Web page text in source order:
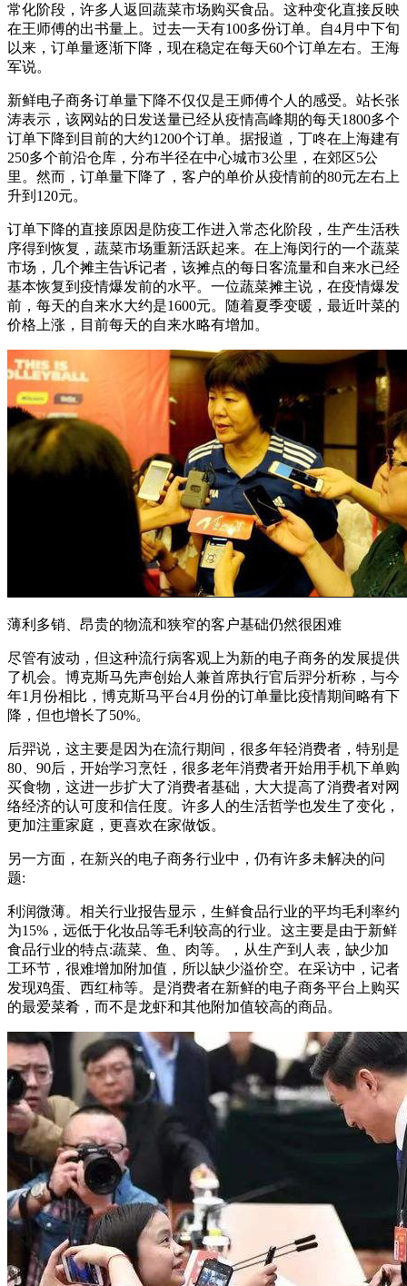
常化阶段，许多人返回蔬菜市场购买食品。这种变化直接反映
在王师傅的出书量上。过去一天有100多份订单。自4月中下旬
以来，订单量逐渐下降，现在稳定在每天60个订单左右。王海
军说。
新鲜电子商务订单量下降不仅仅是王师傅个人的感受。站长张
涛表示，该网站的日发送量已经从疫情高峰期的每天1800多个
订单下降到目前的大约1200个订单。据报道，丁咚在上海建有
250多个前沿仓库，分布半径在中心城市3公里，在郊区5公
里。然而，订单量下降了，客户的单价从疫情前的80元左右上
升到120元。
订单下降的直接原因是防疫工作进入常态化阶段，生产生活秩
序得到恢复，蔬菜市场重新活跃起来。在上海闵行的一个蔬菜
市场，几个摊主告诉记者，该摊点的每日客流量和自来水已经
基本恢复到疫情爆发前的水平。一位蔬菜摊主说，在疫情爆发
前，每天的自来水大约是1600元。随着夏季变暖，最近叶菜的
价格上涨，目前每天的自来水略有增加。
薄利多销、昂贵的物流和狭窄的客户基础仍然很困难
尽管有波动，但这种流行病客观上为新的电子商务的发展提供
了机会。博克斯马先声创始人兼首席执行官后羿分析称，与今
年1月份相比，博克斯马平台4月份的订单量比疫情期间略有下
降，但也增长了50%。
后羿说，这主要是因为在流行期间，很多年轻消费者，特别是
80、90后，开始学习烹饪，很多老年消费者开始用手机下单购
买食物，这进一步扩大了消费者基础，大大提高了消费者对网
络经济的认可度和信任度。许多人的生活哲学也发生了变化，
更加注重家庭，更喜欢在家做饭。
另一方面，在新兴的电子商务行业中，仍有许多未解决的问
题:
利润微薄。相关行业报告显示，生鲜食品行业的平均毛利率约
为15%，远低于化妆品等毛利较高的行业。这主要是由于新鲜
食品行业的特点:蔬菜、鱼、肉等。，从生产到人表，缺少加
工环节，很难增加附加值，所以缺少溢价空。在采访中，记者
发现鸡蛋、西红柿等。是消费者在新鲜的电子商务平台上购买
的最爱菜肴，而不是龙虾和其他附加值较高的商品。